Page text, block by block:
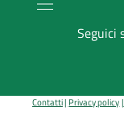
Seguici
Contatti Privacy policy